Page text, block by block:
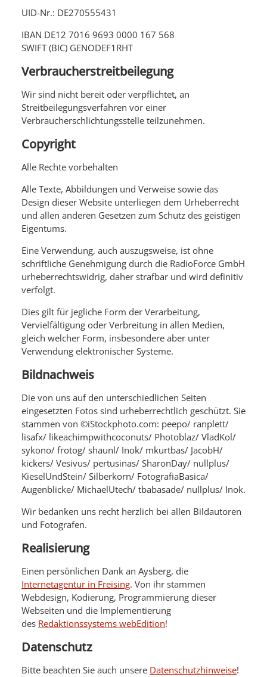
UID-Nr.: DE270555431
IBAN DE12 7016 9693 0000 167 568
SWIFT (BIC) GENODEF1RHT
Verbraucher­streit­beilegung
Wir sind nicht bereit oder verpflichtet, an
Streitbeilegungsverfahren vor einer
Verbraucherschlichtungsstelle teilzunehmen.
Copyright
Alle Rechte vorbehalten
Alle Texte, Abbildungen und Verweise sowie das
Design dieser Website unterliegen dem Urheberrecht
und allen anderen Gesetzen zum Schutz des geistigen
Eigentums.
Eine Verwendung, auch auszugsweise, ist ohne
schriftliche Genehmigung durch die RadioForce GmbH
urheberrechtswidrig, daher strafbar und wird definitiv
verfolgt.
Dies gilt für jegliche Form der Verarbeitung,
Vervielfältigung oder Verbreitung in allen Medien,
gleich welcher Form, insbesondere aber unter
Verwendung elektronischer Systeme.
Bildnachweis
Die von uns auf den unterschiedlichen Seiten
eingesetzten Fotos sind urheberrechtlich geschützt. Sie
stammen von ©iStockphoto.com: peepo/ ranplett/
lisafx/ likeachimpwithcoconuts/ Photoblaz/ VladKol/
sykono/ frotog/ shaunl/ Inok/ mkurtbas/ JacobH/
kickers/ Vesivus/ pertusinas/ SharonDay/ nullplus/
KieselUndStein/ Silberkorn/ FotografiaBasica/
Augenblicke/ MichaelUtech/ tbabasade/ nullplus/ Inok.
Wir bedanken uns recht herzlich bei allen Bildautoren
und Fotografen.
Realisierung
Einen persönlichen Dank an Aysberg, die
Internetagentur in Freising. Von ihr stammen
Webdesign, Kodierung, Programmierung dieser
Webseiten und die Implementierung
des Redaktionssystems webEdition!
Datenschutz
Bitte beachten Sie auch unsere Datenschutzhinweise!